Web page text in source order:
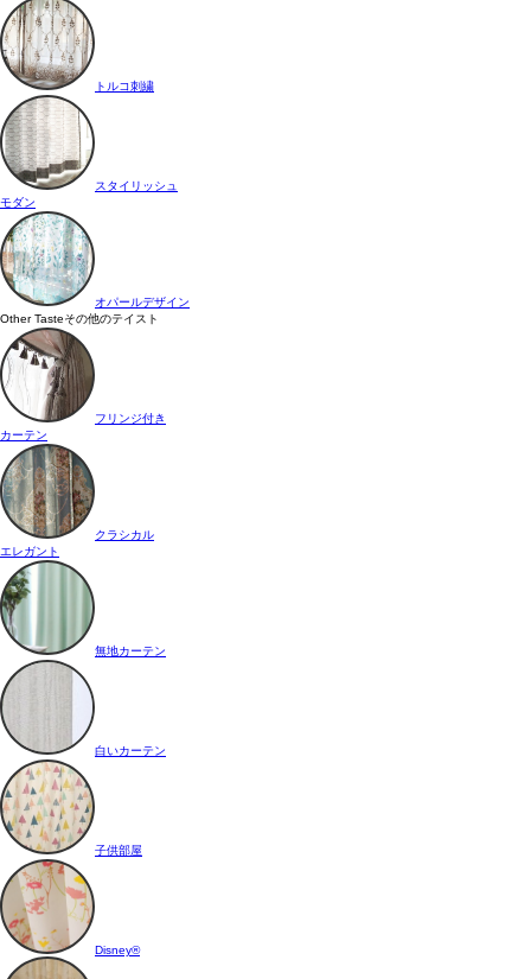
トルコ刺繍
スタイリッシュ
モダン
オパールデザイン
Other Tasteその他のテイスト
フリンジ付き
カーテン
クラシカル
エレガント
無地カーテン
白いカーテン
子供部屋
Disney®